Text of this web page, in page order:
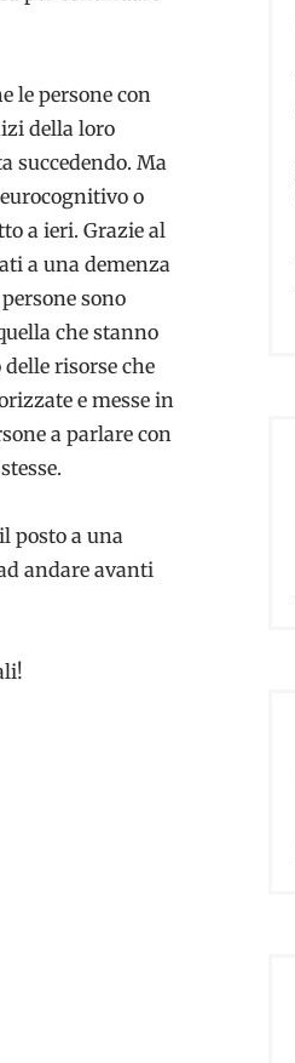
le persone con
della loro
succedendo. Ma
o
a ieri. Grazie al
a una demenza
sono
che stanno
risorse che
e messe in
a parlare con
posto a una
andare avanti